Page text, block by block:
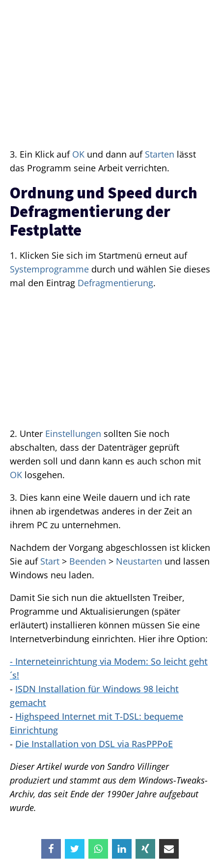
3. Ein Klick auf OK und dann auf Starten lässt
das Programm seine Arbeit verrichten.
Ordnung und Speed durch
Defragmentierung der
Festplatte
1. Klicken Sie sich im Startmenü erneut auf
Systemprogramme durch und wählen Sie dieses
mal den Eintrag Defragmentierung.
2. Unter Einstellungen sollten Sie noch
abschalten, dass der Datenträger geprüft
werden soll und dann kann es auch schon mit
OK losgehen.
3. Dies kann eine Weile dauern und ich rate
ihnen ab irgendetwas anderes in der Zeit an
ihrem PC zu unternehmen.
Nachdem der Vorgang abgeschlossen ist klicken
Sie auf Start > Beenden > Neustarten und lassen
Windows neu laden.
Damit Sie sich nun die aktuellsten Treiber,
Programme und Aktualisierungen (später
erläutert) installieren können müssen Sie eine
Internetverbindung einrichten. Hier ihre Option:
- Interneteinrichtung via Modem: So leicht geht
´s!
- ISDN Installation für Windows 98 leicht
gemacht
- Highspeed Internet mit T-DSL: bequeme
Einrichtung
- Die Installation von DSL via RasPPPoE
Dieser Artikel wurde von Sandro Villinger
produziert und stammt aus dem Windows-Tweaks-
Archiv, das seit Ende der 1990er Jahre aufgebaut
wurde.